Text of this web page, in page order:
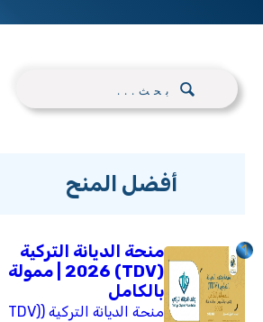
أفضل المنح
1
منحة الديانة التركية
(TDV) 2026 | ممولة
بالكامل
منحة الديانة التركية (TDV)